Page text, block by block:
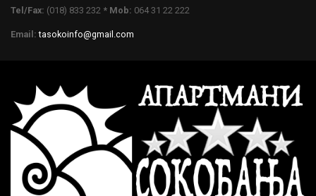
Tel/Fax: (018) 833 232 * Mob: 064 31 22 222
Email: tasokoinfo@gmail.com